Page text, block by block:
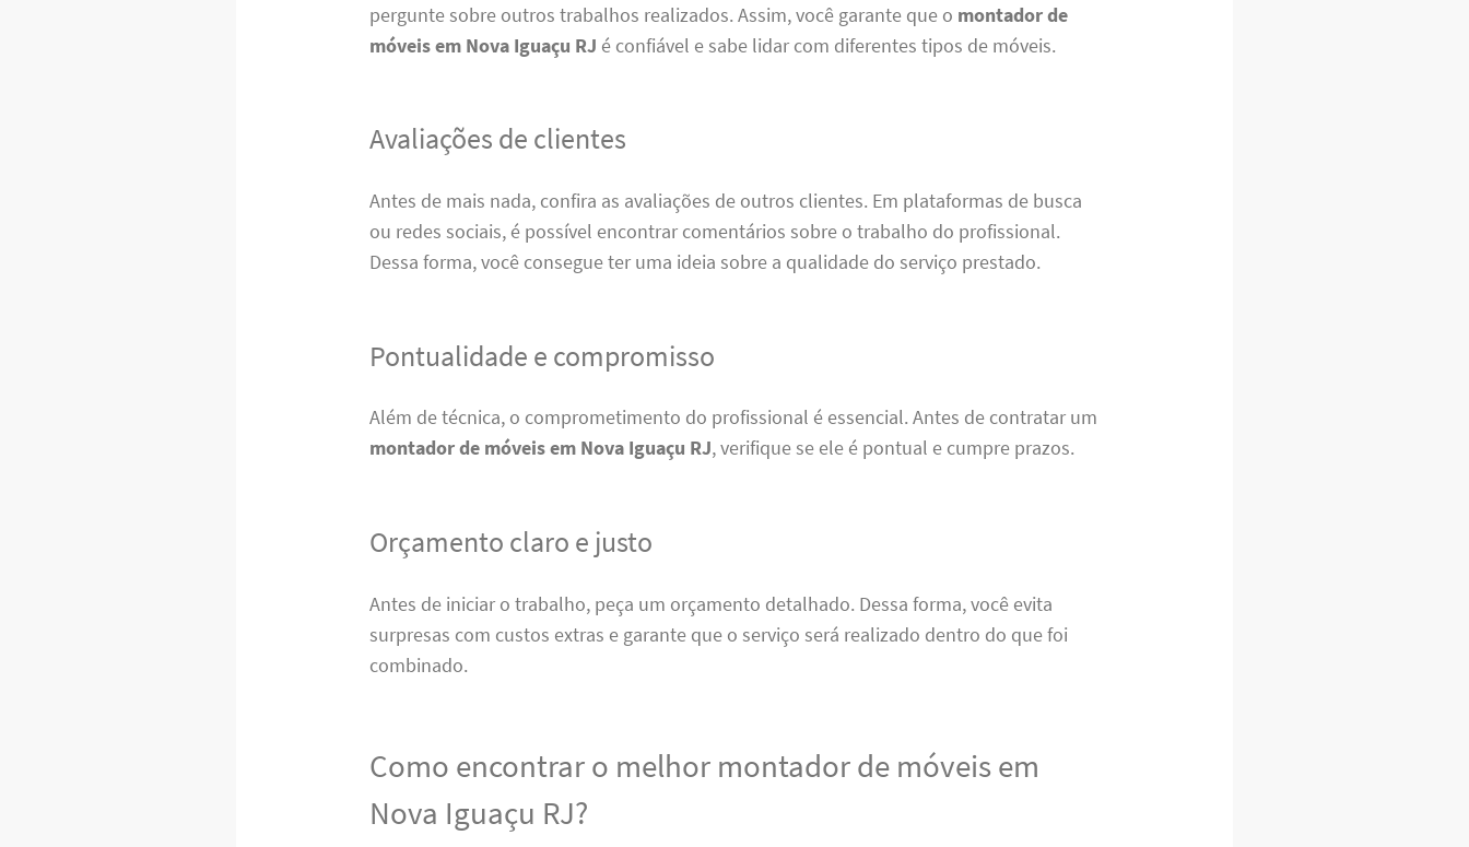
pergunte sobre outros trabalhos realizados. Assim, você garante que o montador de
móveis em Nova Iguaçu RJ é confiável e sabe lidar com diferentes tipos de móveis.
Avaliações de clientes
Antes de mais nada, confira as avaliações de outros clientes. Em plataformas de busca
ou redes sociais, é possível encontrar comentários sobre o trabalho do profissional.
Dessa forma, você consegue ter uma ideia sobre a qualidade do serviço prestado.
Pontualidade e compromisso
Além de técnica, o comprometimento do profissional é essencial. Antes de contratar um
montador de móveis em Nova Iguaçu RJ, verifique se ele é pontual e cumpre prazos.
Orçamento claro e justo
Antes de iniciar o trabalho, peça um orçamento detalhado. Dessa forma, você evita
surpresas com custos extras e garante que o serviço será realizado dentro do que foi
combinado.
Como encontrar o melhor montador de móveis em
Nova Iguaçu RJ?